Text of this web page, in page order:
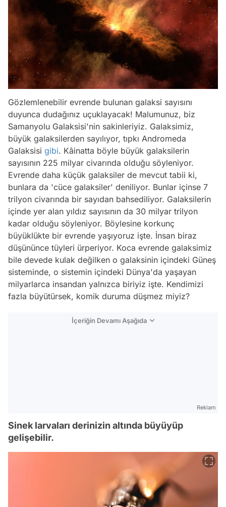
Gözlemlenebilir evrende bulunan galaksi sayısını
duyunca dudağınız uçuklayacak! Malumunuz, biz
Samanyolu Galaksisi'nin sakinleriyiz. Galaksimiz,
büyük galaksilerden sayılıyor, tıpkı Andromeda
Galaksisi gibi. Kâinatta böyle büyük galaksilerin
sayısının 225 milyar civarında olduğu söyleniyor.
Evrende daha küçük galaksiler de mevcut tabii ki,
bunlara da 'cüce galaksiler' deniliyor. Bunlar içinse 7
trilyon civarında bir sayıdan bahsediliyor. Galaksilerin
içinde yer alan yıldız sayısının da 30 milyar trilyon
kadar olduğu söyleniyor. Böylesine korkunç
büyüklükte bir evrende yaşıyoruz işte. İnsan biraz
düşününce tüyleri ürperiyor. Koca evrende galaksimiz
bile devede kulak değilken o galaksinin içindeki Güneş
sisteminde, o sistemin içindeki Dünya'da yaşayan
milyarlarca insandan yalnızca biriyiz işte. Kendimizi
fazla büyütürsek, komik duruma düşmez miyiz?
İçeriğin Devamı Aşağıda
Reklam
Sinek larvaları derinizin altında büyüyüp
gelişebilir.